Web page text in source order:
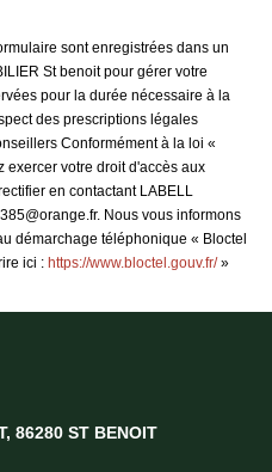
sont enregistrées dans un
St benoit pour gérer votre
pour la durée nécessaire à la
des prescriptions légales
Conformément à la loi «
exercer votre droit d'accès aux
en contactant LABELL
Nous vous informons
démarchage téléphonique « Bloctel
ici : https://www.bloctel.gouv.fr/»
86280 ST BENOIT